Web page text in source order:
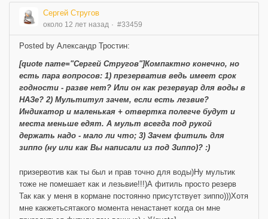
Сергей Стругов
около 12 лет назад #33459
Posted by Александр Тростин:
[quote name="Сергей Стругов"]Компактно конечно, но
есть пара вопросов: 1) презерватив ведь имеет срок
годности - разве нет? Или он как резервуар для воды в
НАЗе? 2) Мультитул зачем, если есть лезвие?
Индикатор и маленькая + отвертка полегче будут и
места меньше едят. А мульт всегда под рукой
держать надо - мало ли что; 3) Зачем фитиль для
зиппо (ну или как Вы написали из под Зиппо)? :)
призервотив как ты был и прав точно для воды)Ну мультик
тоже не помешает как и лезьвие!!!)А фитиль просто резерв
Так как у меня в кормане постоянно присутствует зиппо)))Хотя
мне какжетьсятакого момента ненастанет когда он мне